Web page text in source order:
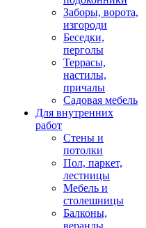
Заборы, ворота,
изгороди
Беседки,
перголы
Террасы,
настилы,
причалы
Садовая мебель
Для внутренних
работ
Стены и
потолки
Пол, паркет,
лестницы
Мебель и
столешницы
Балконы,
веранды,